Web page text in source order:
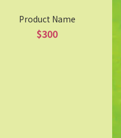
Product Name
$300